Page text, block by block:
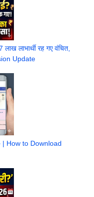
लाभार्थी रह गए वंचित,
Update
How to Download